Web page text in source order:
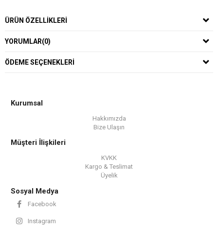
ÜRÜN ÖZELLIKLERI
YORUMLAR(0)
ÖDEME SEÇENEKLERI
Kurumsal
Hakkımızda
Bize Ulaşın
Müşteri İlişkileri
KVKK
Kargo & Teslimat
Üyelik
Sosyal Medya
Facebook
Instagram